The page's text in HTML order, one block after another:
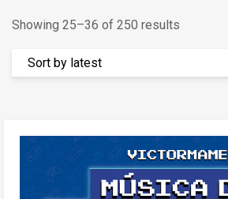
Showing 25–36 of 250 results